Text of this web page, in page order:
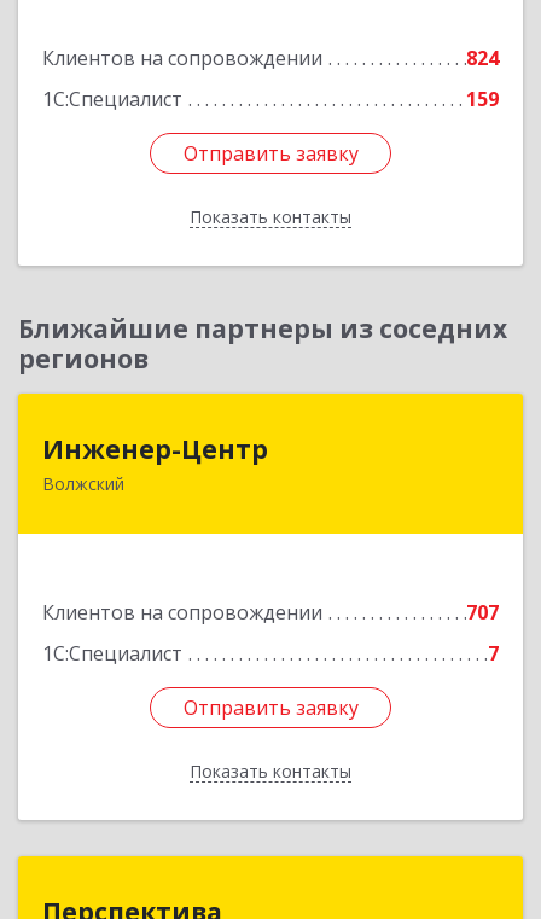
Клиентов на сопровождении
824
1С:Специалист
159
Отправить заявку
Показать контакты
Отправить заявку
Назад
Ближайшие партнеры из соседних
регионов
Инженер-Центр
Волжский
Клиентов на сопровождении
707
1С:Специалист
7
Отправить заявку
Показать контакты
404120, Волгоградская обл, Волжский г, им
Отправить заявку
Назад
Перспектива